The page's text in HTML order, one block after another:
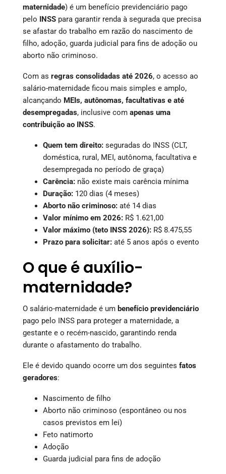
maternidade) é um benefício previdenciário pago
pelo INSS para garantir renda à segurada que precisa
se afastar do trabalho em razão do nascimento de
filho, adoção, guarda judicial para fins de adoção ou
aborto não criminoso.
Com as regras consolidadas até 2026, o acesso ao
salário-maternidade ficou mais simples e amplo,
alcançando MEIs, autônomas, facultativas e até
desempregadas, inclusive com apenas uma
contribuição ao INSS.
Quem tem direito: seguradas do INSS (CLT,
doméstica, rural, MEI, autônoma, facultativa e
desempregada no período de graça)
Carência: não existe mais carência mínima
Duração: 120 dias (4 meses)
Aborto não criminoso: até 14 dias
Valor mínimo em 2026: R$ 1.621,00
Valor máximo (teto INSS 2026): R$ 8.475,55
Prazo para solicitar: até 5 anos após o evento
O que é auxílio-
maternidade?
O salário-maternidade é um benefício previdenciário
pago pelo INSS para proteger a maternidade, a
gestante e o recém-nascido, garantindo renda
durante o afastamento do trabalho.
Ele é devido quando ocorre um dos seguintes fatos
geradores:
Nascimento de filho
Aborto não criminoso (espontâneo ou nos
casos previstos em lei)
Feto natimorto
Adoção
Guarda judicial para fins de adoção